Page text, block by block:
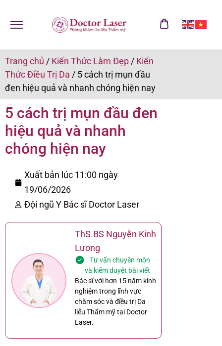
Trang chủ / Kiến Thức Làm Đẹp / Kiến
Thức Điều Trị Da / 5 cách trị mụn đầu
đen hiệu quả và nhanh chóng hiện nay
5 cách trị mụn đầu đen
hiệu quả và nhanh
chóng hiện nay
Xuất bản lúc 11:00 ngày
19/06/2026
Đội ngũ Y Bác sĩ Doctor Laser
ThS.BS Nguyễn Kinh
Lương
Tư vấn chuyên môn
và kiểm duyệt bài viết
Bác sĩ với hơn 15 năm kinh
nghiệm trong lĩnh vực
chăm sóc và điều trị Da
liễu Thẩm mỹ tại Doctor
Laser.